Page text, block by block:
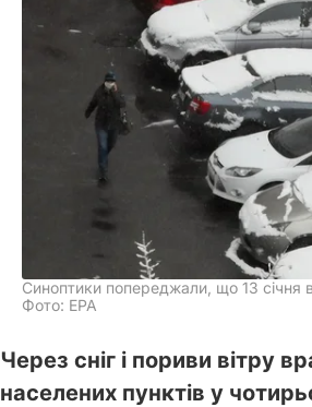
Синоптики попереджали, що 13 січня
Фото: EPA
Через сніг і пориви вітру
населених пунктів у